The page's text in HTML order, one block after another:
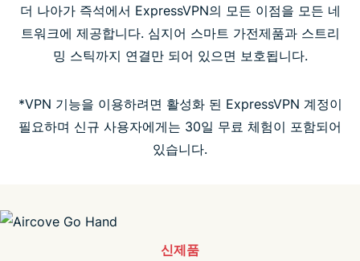
Aircove 모델 선택 방법
자주 묻는 질문
더 나아가 즉석에서 ExpressVPN의 모든 이점을 모든 네
트워크에 제공합니다. 심지어 스마트 가전제품과 스트리
밍 스틱까지 연결만 되어 있으면 보호됩니다.
*VPN 기능을 이용하려면 활성화 된 ExpressVPN 계정이
필요하며 신규 사용자에게는 30일 무료 체험이 포함되어
있습니다.
신제품